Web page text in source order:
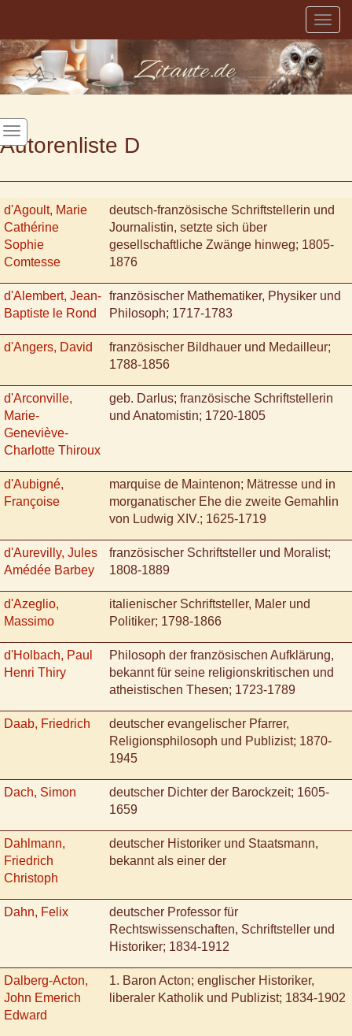
Autorenliste D
d'Agoult, Marie
Cathérine
Sophie
Comtesse
deutsch-französische Schriftstellerin und
Journalistin, setzte sich über
gesellschaftliche Zwänge hinweg; 1805-
1876
d'Alembert, Jean-
Baptiste le Rond
französischer Mathematiker, Physiker und
Philosoph; 1717-1783
d'Angers, David
französischer Bildhauer und Medailleur;
1788-1856
d'Arconville,
Marie-
Geneviève-
Charlotte Thiroux
geb. Darlus; französische Schriftstellerin
und Anatomistin; 1720-1805
d'Aubigné,
Françoise
marquise de Maintenon; Mätresse und in
morganatischer Ehe die zweite Gemahlin
von Ludwig XIV.; 1625-1719
d'Aurevilly, Jules
Amédée Barbey
französischer Schriftsteller und Moralist;
1808-1889
d'Azeglio,
Massimo
italienischer Schriftsteller, Maler und
Politiker; 1798-1866
d'Holbach, Paul
Henri Thiry
Philosoph der französischen Aufklärung,
bekannt für seine religionskritischen und
atheistischen Thesen; 1723-1789
Daab, Friedrich
deutscher evangelischer Pfarrer,
Religionsphilosoph und Publizist; 1870-
1945
Dach, Simon
deutscher Dichter der Barockzeit; 1605-
1659
Dahlmann,
Friedrich
Christoph
deutscher Historiker und Staatsmann,
bekannt als einer der
Dahn, Felix
deutscher Professor für
Rechtswissenschaften, Schriftsteller und
Historiker; 1834-1912
Dalberg-Acton,
John Emerich
Edward
1. Baron Acton; englischer Historiker,
liberaler Katholik und Publizist; 1834-1902